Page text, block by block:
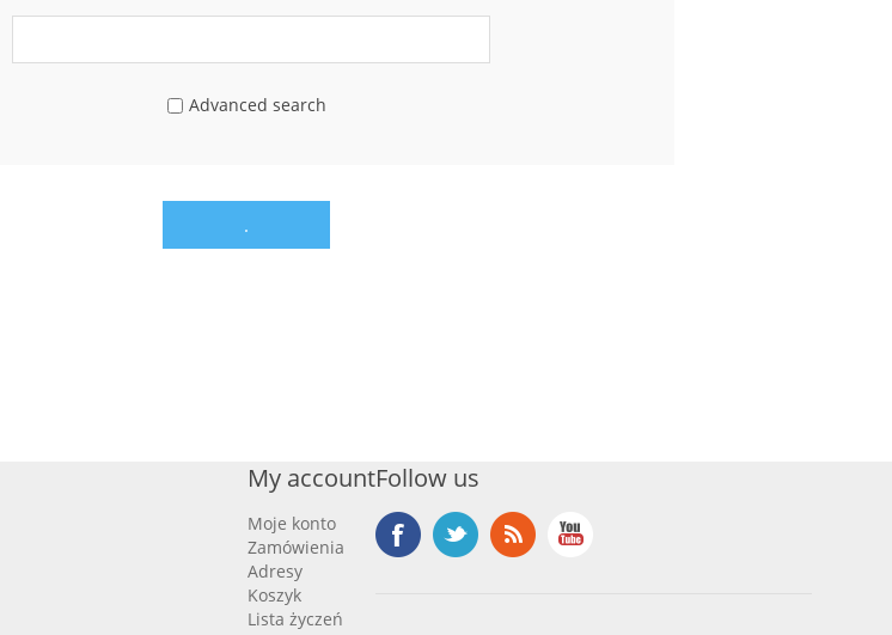
Advanced search
.
My account
Moje konto
Zamówienia
Adresy
Koszyk
Lista życzeń
Follow us